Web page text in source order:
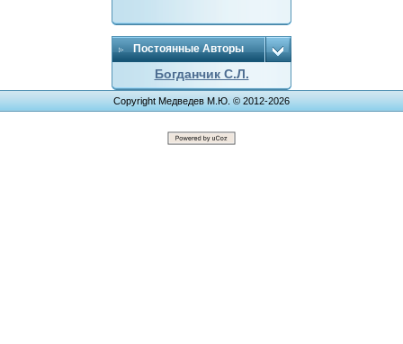
Постоянные Авторы
Богданчик С.Л.
Copyright Медведев М.Ю. © 2012-2026